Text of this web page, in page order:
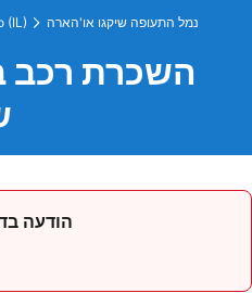
(IL) נמל התעופה שיקגו או'הארה
השכרת רכב
הודעה